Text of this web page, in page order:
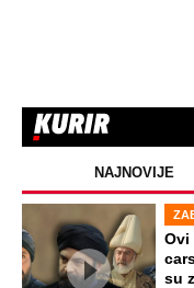
NAJNOVIJE
Ovi
su